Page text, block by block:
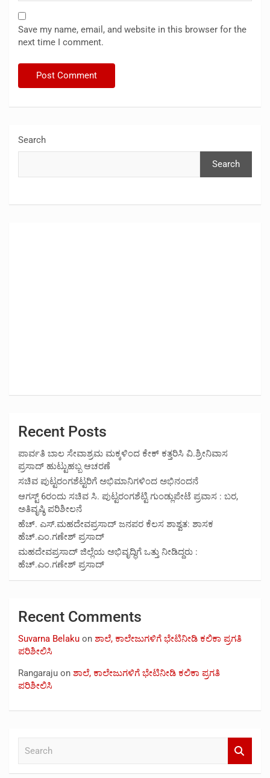
Save my name, email, and website in this browser for the
next time I comment.
Search
Search
Recent Posts
ಪಾರ್ವತಿ ಬಾಲ ಸೇವಾಶ್ರಮ ಮಕ್ಕಳಿಂದ ಕೇಕ್ ಕತ್ತರಿಸಿ ವಿ.ಶ್ರೀನಿವಾಸ
ಪ್ರಸಾದ್ ಹುಟ್ಟುಹಬ್ಬ ಆಚರಣೆ
ಸಚಿವ ಪುಟ್ಟರಂಗಶೆಟ್ಟರಿಗೆ ಅಭಿಮಾನಿಗಳಿಂದ ಅಭಿನಂದನೆ
ಆಗಸ್ಟ್ 6ರಂದು ಸಚಿವ ಸಿ. ಪುಟ್ಟರಂಗಶೆಟ್ಟಿ ಗುಂಡ್ಲುಪೇಟೆ ಪ್ರವಾಸ : ಬರ,
ಅತಿವೃಷ್ಠಿ ಪರಿಶೀಲನೆ
ಹೆಚ್. ಎಸ್.ಮಹದೇವಪ್ರಸಾದ್ ಜನಪರ ಕೆಲಸ ಶಾಶ್ವತ: ಶಾಸಕ
ಹೆಚ್.ಎಂ.ಗಣೇಶ್ ಪ್ರಸಾದ್
ಮಹದೇವಪ್ರಸಾದ್ ಜಿಲ್ಲೆಯ ಅಭಿವೃದ್ಧಿಗೆ ಒತ್ತು ನೀಡಿದ್ದರು :
ಹೆಚ್.ಎಂ.ಗಣೇಶ್‌ ಪ್ರಸಾದ್
Recent Comments
Suvarna Belaku on ಶಾಲೆ, ಕಾಲೇಜುಗಳಿಗೆ ಭೇಟಿನೀಡಿ ಕಲಿಕಾ ಪ್ರಗತಿ
ಪರಿಶೀಲಿಸಿ
Rangaraju on ಶಾಲೆ, ಕಾಲೇಜುಗಳಿಗೆ ಭೇಟಿನೀಡಿ ಕಲಿಕಾ ಪ್ರಗತಿ
ಪರಿಶೀಲಿಸಿ